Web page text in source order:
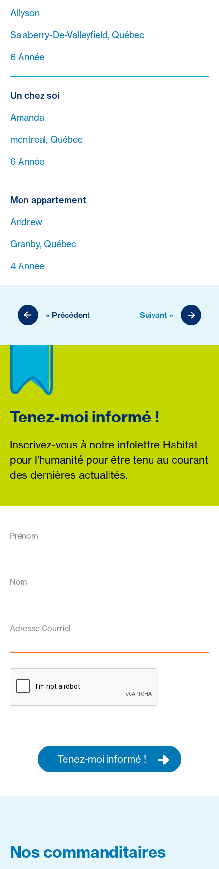
Allyson
Salaberry-De-Valleyfield, Québec
6 Année
Un chez soi
Amanda
montreal, Québec
6 Année
Mon appartement
Andrew
Granby, Québec
4 Année
« Précédent Suivant »
Tenez-moi informé !
Inscrivez-vous à notre infolettre Habitat
pour l’humanité pour être tenu au courant
des dernières actualités.
Prénom
Nom
Adresse Courriel
Tenez-moi informé !
Nos commanditaires